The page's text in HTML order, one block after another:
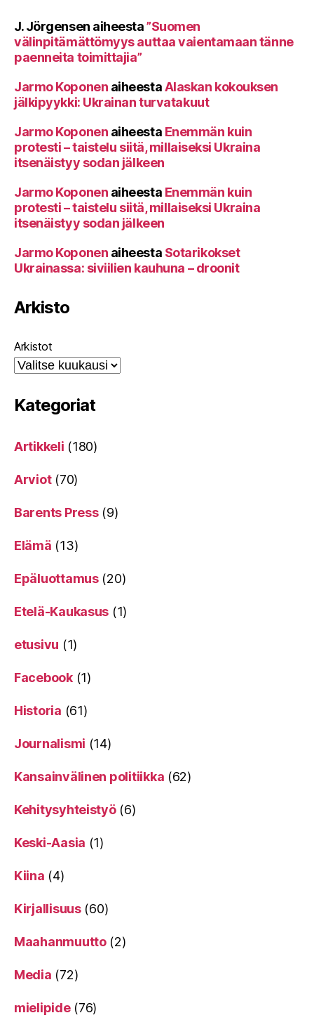
J. Jörgensen aiheesta”Suomen
välinpitämättömyys auttaa vaientamaan tänne
paenneita toimittajia”
Jarmo Koponen aiheestaAlaskan kokouksen
jälkipyykki: Ukrainan turvatakuut
Jarmo Koponen aiheesta Enemmän kuin
protesti – taistelu siitä, millaiseksi Ukraina
itsenäistyy sodan jälkeen
Jarmo Koponen aiheesta Enemmän kuin
protesti – taistelu siitä, millaiseksi Ukraina
itsenäistyy sodan jälkeen
Jarmo Koponen aiheesta Sotarikokset
Ukrainassa: siviilien kauhuna – droonit
Arkisto
Arkistot
Kategoriat
Artikkeli (180)
Arviot(70)
Barents Press(9)
Elämä (13)
Epäluottamus(20)
Etelä-Kaukasus (1)
etusivu (1)
Facebook(1)
Historia (61)
Journalismi (14)
Kansainvälinen politiikka (62)
Kehitysyhteistyö(6)
Keski-Aasia (1)
Kiina (4)
Kirjallisuus(60)
Maahanmuutto(2)
Media (72)
mielipide(76)